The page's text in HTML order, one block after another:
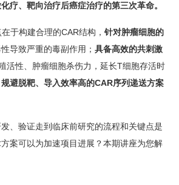
疗、靶向治疗后癌症治疗的第三次革命。
于构建合理的CAR结构， 针对肿瘤细胞的
导致严重的毒副作用； 具备高效的共刺激
活性、肿瘤细胞杀伤力，延长T细胞存活时
避脱靶、导入效率高的CAR序列递送方案
、验证走到临床前研究的流程和关键点是
案可以为加速项目进展？本期讲座为您解